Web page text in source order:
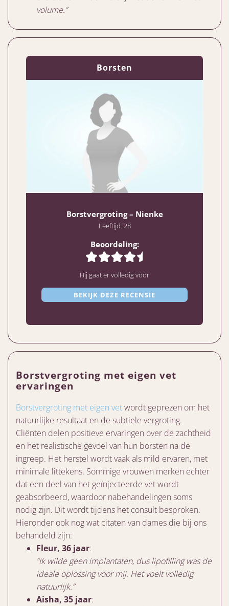
volume.”
Borsten
Borstvergroting – Nienke
Leeftijd: 28
Beoordeling:
Hij gaat er volledig voor
BEKIJK DEZE RECENSIE
Borstvergroting met eigen vet
ervaringen
Borstvergroting met eigen vetwordt geprezen om het
natuurlijke resultaat en de subtiele vergroting.
Cliënten delen positieve ervaringen over de zachtheid
en het realistische gevoel van hun borsten na de
ingreep. Het herstel wordt vaak als mild ervaren, met
minimale littekens. Sommige vrouwen merken echter
dat een deel van het geïnjecteerde vet wordt
geabsorbeerd, waardoor nabehandelingen soms
nodig zijn. Dit wordt tijdens het consult besproken.
Hieronder ook nog wat citaten van dames die bij ons
behandeld zijn:
Fleur, 36 jaar:
“Ik wilde geen implantaten, dus lipofilling was de
ideale oplossing voor mij. Het voelt volledig
natuurlijk.”
Aisha, 35 jaar: